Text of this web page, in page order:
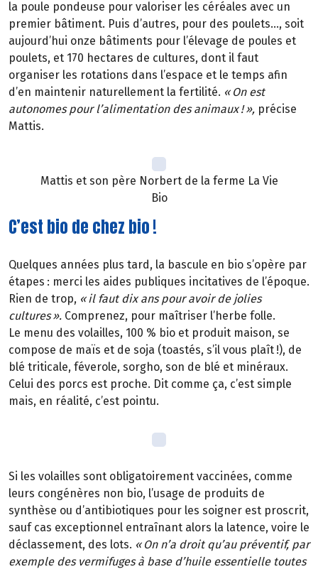
la poule pondeuse pour valoriser les céréales avec un
premier bâtiment. Puis d’autres, pour des poulets…, soit
aujourd’hui onze bâtiments pour l’élevage de poules et
poulets, et 170 hectares de cultures, dont il faut
organiser les rotations dans l’espace et le temps afin
d’en maintenir naturellement la fertilité. « On est
autonomes pour l’alimentation des animaux ! », précise
Mattis.
Mattis et son père Norbert de la ferme La Vie
Bio
C’est bio de chez bio !
Quelques années plus tard, la bascule en bio s’opère par
étapes : merci les aides publiques incitatives de l’époque.
Rien de trop, « il faut dix ans pour avoir de jolies
cultures ». Comprenez, pour maîtriser l’herbe folle.
Le menu des volailles, 100 % bio et produit maison, se
compose de maïs et de soja (toastés, s’il vous plaît !), de
blé triticale, féverole, sorgho, son de blé et minéraux.
Celui des porcs est proche. Dit comme ça, c’est simple
mais, en réalité, c’est pointu.
Si les volailles sont obligatoirement vaccinées, comme
leurs congénères non bio, l’usage de produits de
synthèse ou d’antibiotiques pour les soigner est proscrit,
sauf cas exceptionnel entraînant alors la latence, voire le
déclassement, des lots. « On n’a droit qu’au préventif, par
exemple des vermifugesà base d’huile essentielle toutes